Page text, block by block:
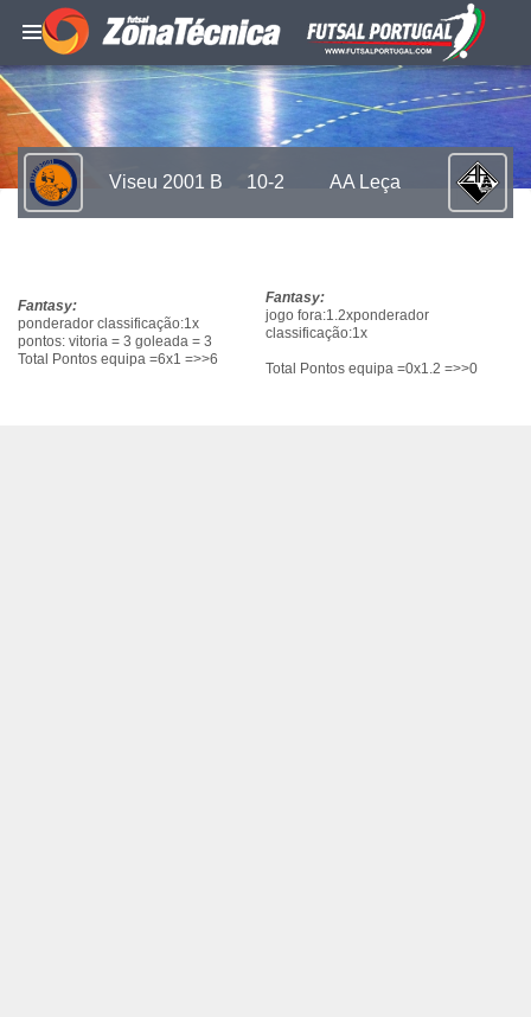
Viseu 2001 B 10-2 AA Leça
Fantasy:
ponderador classificação:1x
pontos: vitoria = 3 goleada = 3
Total Pontos equipa =6x1 =>>6
Fantasy:
jogo fora:1.2xponderador
classificação:1x
Total Pontos equipa =0x1.2 =>>0